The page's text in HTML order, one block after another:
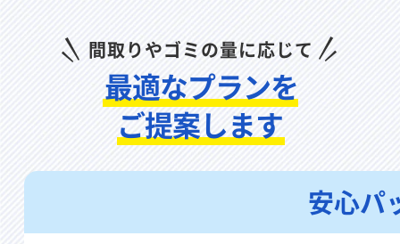
間取りやゴミの量に応じて
最適なプランを
ご提案します
安心パ